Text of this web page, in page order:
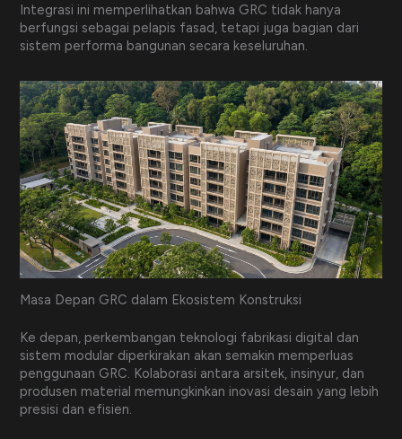
Integrasi ini memperlihatkan bahwa GRC tidak hanya
berfungsi sebagai pelapis fasad, tetapi juga bagian dari
sistem performa bangunan secara keseluruhan.
Masa Depan GRC dalam Ekosistem Konstruksi
Ke depan, perkembangan teknologi fabrikasi digital dan
sistem modular diperkirakan akan semakin memperluas
penggunaan GRC. Kolaborasi antara arsitek, insinyur, dan
produsen material memungkinkan inovasi desain yang lebih
presisi dan efisien.